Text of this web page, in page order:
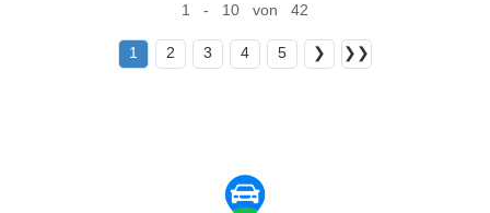
1 - 10 von 42
1 2 3 4 5 ❯ ❯❯